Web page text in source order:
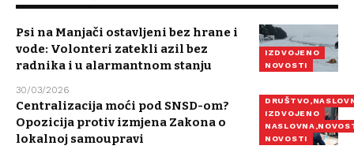
IZDVOJENO
NOVOSTI
Psi na Manjači ostavljeni bez hrane i
vode: Volonteri zatekli azil bez
radnika i u alarmantnom stanju
30/03/2026
IZDVOJENO
NOVOSTI
Centralizacija moći pod SNSD-om?
Opozicija protiv izmjena Zakona o
lokalnoj samoupravi